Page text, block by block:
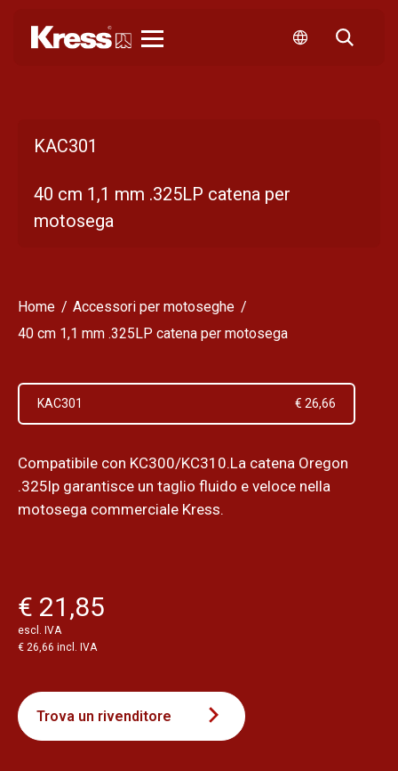
KAC301
40 cm 1,1 mm .325LP catena per
motosega
Home
Accessori per motoseghe
40 cm 1,1 mm .325LP catena per motosega
KAC301 € 26,66
Compatibile con KC300/KC310.La catena Oregon
.325lp garantisce un taglio fluido e veloce nella
motosega commerciale Kress.
€ 21,85
escl. IVA
€ 26,66 incl. IVA
Trova un rivenditore